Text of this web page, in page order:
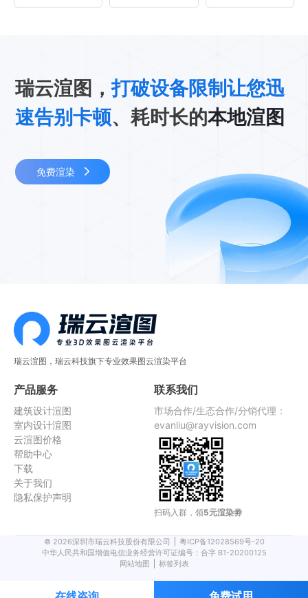
瑞云渲图，打破设备限制让您迅
速告别卡顿、耗时长的本地渲图
免费渲染
瑞云渲图，瑞云科技旗下专业效果图云渲染平台
产品服务
建筑设计渲图
室内设计渲图
云渲图价格
帮助中心
下载
关于我们
隐私保护声明
联系我们
市场合作/生态合作/分销代理：
evanliu@rayvision.com
扫码入群，领5元渲染劵
© 2026深圳市瑞云科技股份有限公司
粤ICP备12028569号-20
中华人民共和国增值电信业务经营许可证编号：合字 B1-20200125
网站地图
标签列表